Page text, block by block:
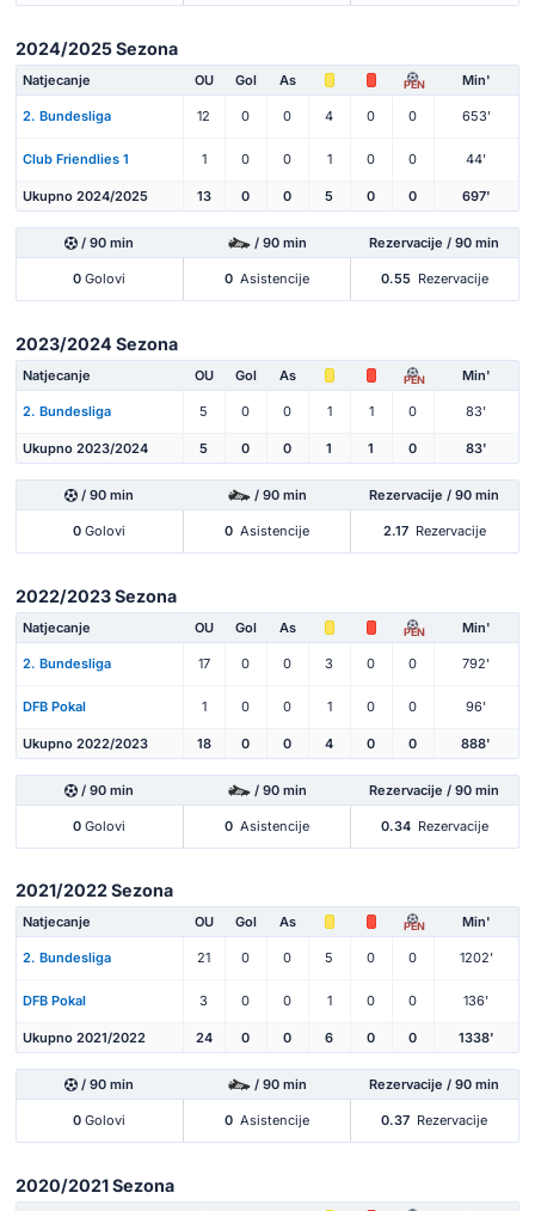
2024/2025 Sezona
Natjecanje OU Gol As PEN Min'
2. Bundesliga 12 0 0 4 0 0 653'
Club Friendlies 1 1 0 0 1 0 0 44'
Ukupno 2024/2025 13 0 0 5 0 0 697'
/ 90 min / 90 min Rezervacije / 90 min
0 Golovi 0 Asistencije 0.55 Rezervacije
2023/2024 Sezona
Natjecanje OU Gol As PEN Min'
2. Bundesliga 5 0 0 1 1 0 83'
Ukupno 2023/2024 5 0 0 1 1 0 83'
/ 90 min / 90 min Rezervacije / 90 min
0 Golovi 0 Asistencije 2.17 Rezervacije
2022/2023 Sezona
Natjecanje OU Gol As PEN Min'
2. Bundesliga 17 0 0 3 0 0 792'
DFB Pokal 1 0 0 1 0 0 96'
Ukupno 2022/2023 18 0 0 4 0 0 888'
/ 90 min / 90 min Rezervacije / 90 min
0 Golovi 0 Asistencije 0.34 Rezervacije
2021/2022 Sezona
Natjecanje OU Gol As PEN Min'
2. Bundesliga 21 0 0 5 0 0 1202'
DFB Pokal 3 0 0 1 0 0 136'
Ukupno 2021/2022 24 0 0 6 0 0 1338'
/ 90 min / 90 min Rezervacije / 90 min
0 Golovi 0 Asistencije 0.37 Rezervacije
2020/2021 Sezona